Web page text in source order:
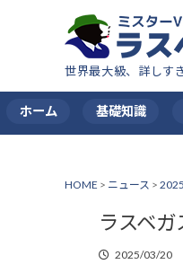
世界最大級、詳しす
ホーム 基礎知識
HOME > ニュース >
ラスベ
2025/03/20